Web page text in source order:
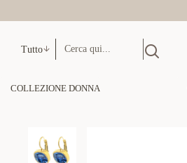
Tutto
COLLEZIONE DONNA